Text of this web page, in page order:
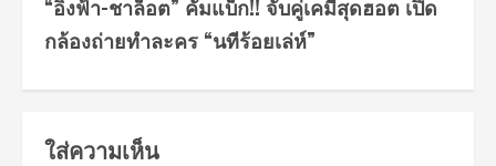
“อิงฟ้า-ชาล็อต” คัมแบ็ก!! จับคู่เคมีสุดฮอต เปิด
กล้องถ่ายทำละคร “นทีร้อยเล่ห์”
ใส่ความเห็น